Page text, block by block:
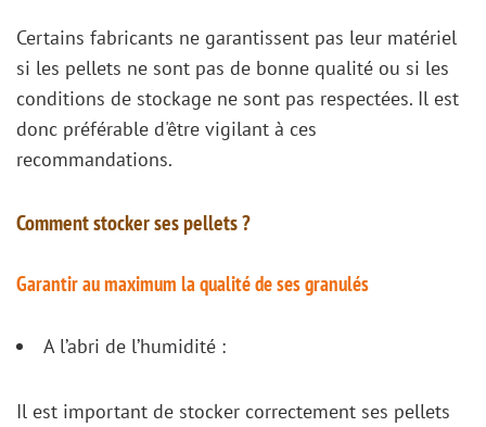
Certains fabricants ne garantissent pas leur matériel
si les pellets ne sont pas de bonne qualité ou si les
conditions de stockage ne sont pas respectées. Il est
donc préférable d'être vigilant à ces
recommandations.
Comment stocker ses pellets ?
Garantir au maximum la qualité de ses granulés
A l’abri de l’humidité :
Il est important de stocker correctement ses pellets